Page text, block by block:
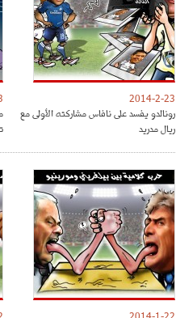
2014-2-23
رونالدو يفسد على نافاس مشاركته الأولى مع
ريال مدريد
2014-1-22